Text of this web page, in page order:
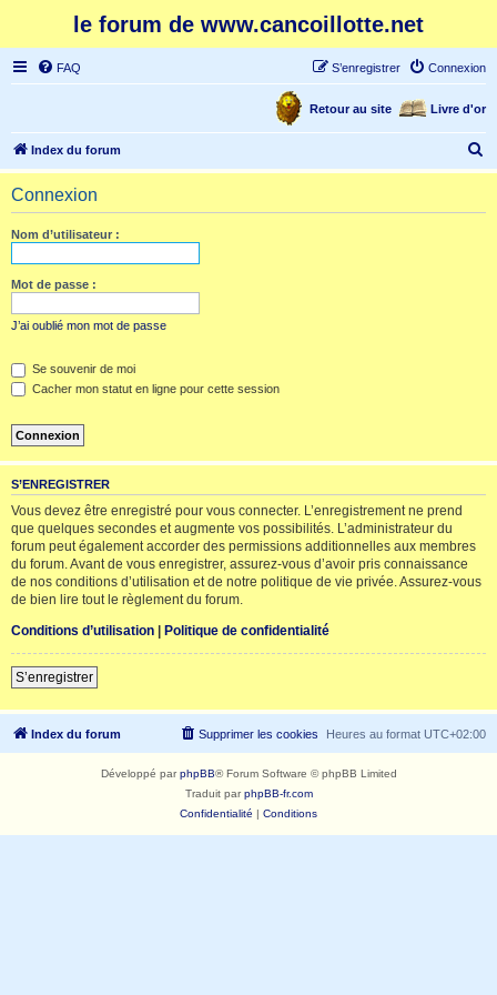
le forum de www.cancoillotte.net
FAQ Connexion
S’enregistrer
Livre d'or
Retour au site
Index du forum
e
Connexion
Nom d’utilisateur :
Mot de passe :
J’ai oublié mon mot de passe
Se souvenir de moi
Cacher mon statut en ligne pour cette session
S’ENREGISTRER
Vous devez être enregistré pour vous connecter. L’enregistrement ne prend
que quelques secondes et augmente vos possibilités. L’administrateur du
forum peut également accorder des permissions additionnelles aux membres
du forum. Avant de vous enregistrer, assurez-vous d’avoir pris connaissance
de nos conditions d’utilisation et de notre politique de vie privée. Assurez-vous
de bien lire tout le règlement du forum.
Conditions d’utilisation | Politique de confidentialité
S’enregistrer
Index du forum Heures au format UTC+02:00
Supprimer les cookies
Développé parphpBB® Forum Software © phpBB Limited
Traduit parphpBB-fr.com
Confidentialité | Conditions